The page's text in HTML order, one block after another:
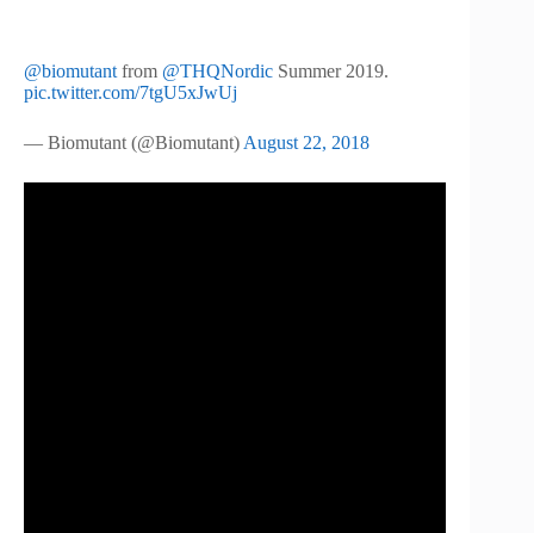
@biomutant from @THQNordic Summer 2019.
pic.twitter.com/7tgU5xJwUj
— Biomutant (@Biomutant) August 22, 2018